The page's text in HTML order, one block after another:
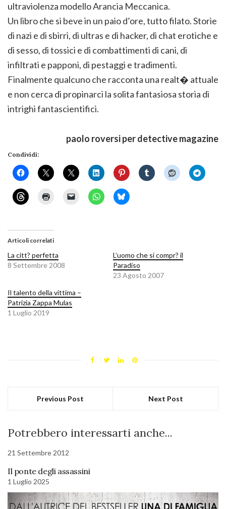
ultraviolenza modello Arancia Meccanica.
Un libro che si beve in un paio d’ore, tutto filato. Storie
di nazi e di sbirri, di ultras e di hacker, di chat erotiche e
di sesso, di tossici e di combattimenti di cani, di
infiltrati e papponi, di pestaggi e tradimenti.
Finalmente qualcuno che racconta una realt� attuale
e non cerca di propinarci la solita fantasiosa storia di
intrighi fantascientifici.
paolo roversi per detective magazine
Condividi:
Articoli correlati
La citt? perfetta
8 Settembre 2008
L’uomo che si compr? il
Paradiso
23 Agosto 2007
Il talento della vittima –
Patrizia Zappa Mulas
1 Luglio 2019
Previous Post Next Post
Potrebbero interessarti anche...
21 Settembre 2012
Il ponte degli assassini
1 Luglio 2025